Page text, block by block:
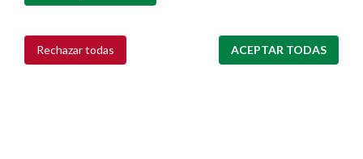
Rechazar todas ACEPTAR TODAS
Retirar consentimiento